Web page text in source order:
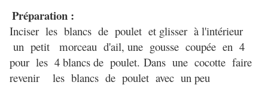
Préparation :
Inciser les blancs de poulet et glisser à l'intérieur
un petit morceau d'ail, une gousse coupée en 4
pour les 4 blancs de poulet. Dans une cocotte faire
revenir les blancs de poulet avec un peu